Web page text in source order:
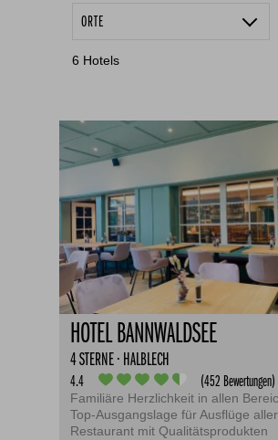
ORTE
Balderschwang
Halblech
Irsee
Kleinwalsertal
Oberstaufen
6 Hotels
HOTEL BANNWALDSEE
4 STERNE · HALBLECH
4.4 (452 Bewertungen)
Familiäre Herzlichkeit in allen
Top-Ausgangslage für Ausflüge
Restaurant mit Qualitätsprodukten